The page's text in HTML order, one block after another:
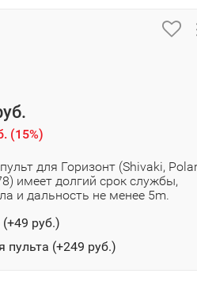
(15%)
для Горизонт (Shivaki,
имеет долгий срок службы,
и дальность не менее 5m.
(+49 руб.)
пульта (+249 руб.)